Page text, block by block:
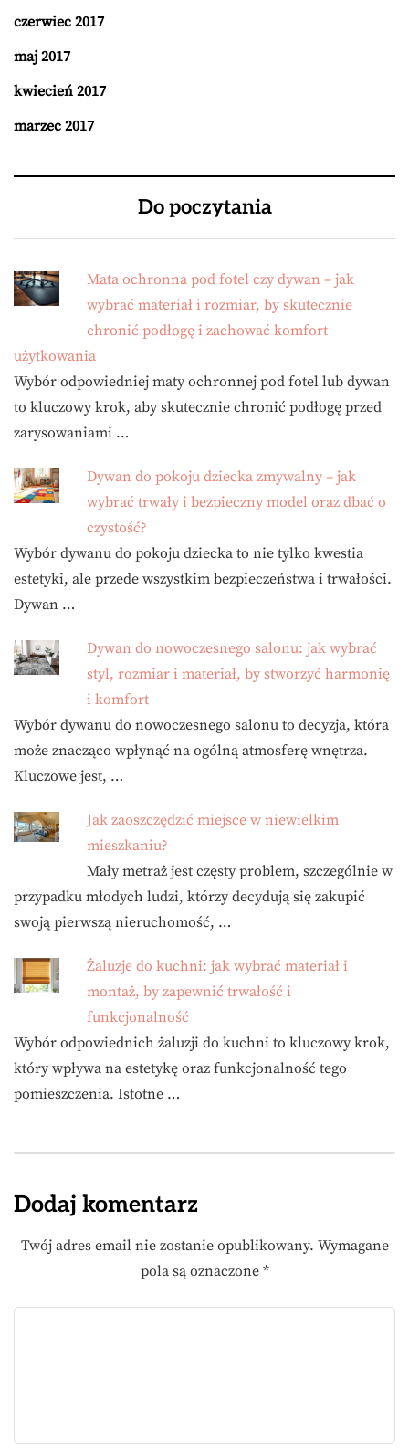
czerwiec 2017
maj 2017
kwiecień 2017
marzec 2017
Do poczytania
Mata ochronna pod fotel czy dywan – jak
wybrać materiał i rozmiar, by skutecznie
chronić podłogę i zachować komfort
użytkowania
Wybór odpowiedniej maty ochronnej pod fotel lub dywan
to kluczowy krok, aby skutecznie chronić podłogę przed
zarysowaniami …
Dywan do pokoju dziecka zmywalny – jak
wybrać trwały i bezpieczny model oraz dbać o
czystość?
Wybór dywanu do pokoju dziecka to nie tylko kwestia
estetyki, ale przede wszystkim bezpieczeństwa i trwałości.
Dywan …
Dywan do nowoczesnego salonu: jak wybrać
styl, rozmiar i materiał, by stworzyć harmonię
i komfort
Wybór dywanu do nowoczesnego salonu to decyzja, która
może znacząco wpłynąć na ogólną atmosferę wnętrza.
Kluczowe jest, …
Jak zaoszczędzić miejsce w niewielkim
mieszkaniu?
Mały metraż jest częsty problem, szczególnie w
przypadku młodych ludzi, którzy decydują się zakupić
swoją pierwszą nieruchomość, …
Żaluzje do kuchni: jak wybrać materiał i
montaż, by zapewnić trwałość i
funkcjonalność
Wybór odpowiednich żaluzji do kuchni to kluczowy krok,
który wpływa na estetykę oraz funkcjonalność tego
pomieszczenia. Istotne …
Dodaj komentarz
Twój adres email nie zostanie opublikowany. Wymagane
pola są oznaczone *